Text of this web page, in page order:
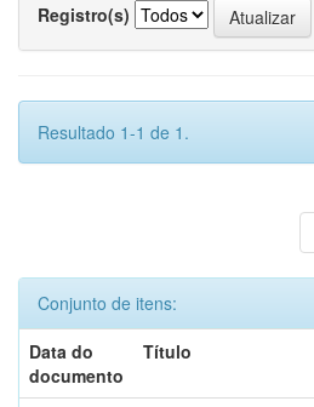
Registro(s)
Resultado 1-1 de 1.
Conjunto de itens:
Data do
documento
Título